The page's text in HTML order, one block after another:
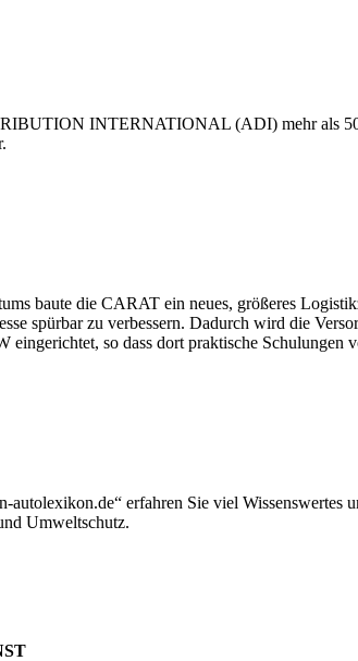
INTERNATIONAL (ADI) mehr als
baute die CARAT ein neues, größeres
spürbar zu verbessern. Dadurch wird die
so dass dort praktische Schulungen
erfahren Sie viel Wissenswertes
Umweltschutz.